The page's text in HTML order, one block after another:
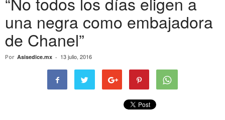
una negra como embajadora
de Chanel”
Por Asisedice.mx - 13 julio, 2016